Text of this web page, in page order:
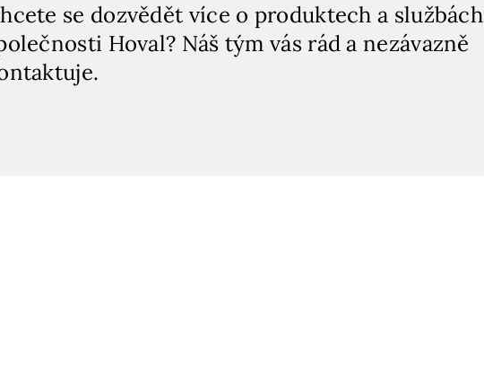
se dozvědět více o produktech a službách
Hoval? Náš tým vás rád a nezávazně